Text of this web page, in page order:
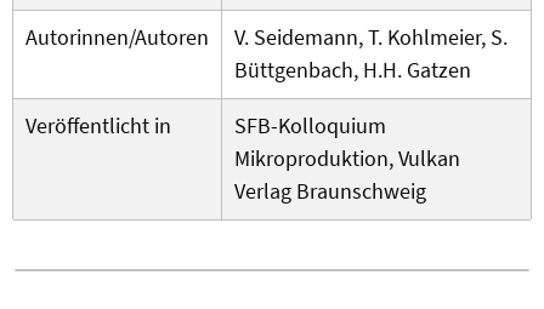
Autorinnen/Autoren
V. Seidemann, T. Kohlmeier, S.
Büttgenbach, H.H. Gatzen
Veröffentlicht in
SFB-Kolloquium
Mikroproduktion, Vulkan
Verlag Braunschweig